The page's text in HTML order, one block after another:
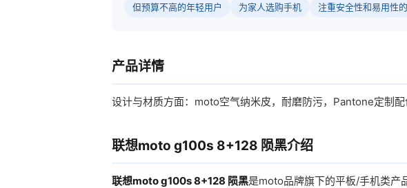
但预算不高的年轻用户 为家人选购手机 注重安全性和易用性
产品详情
设计与材质方面：moto空气纳米皮，耐磨防污，Pantone定制配
联想moto g100s 8+128 陨黑介绍
联想moto g100s 8+128 陨黑是moto品牌旗下的平板/手机类产